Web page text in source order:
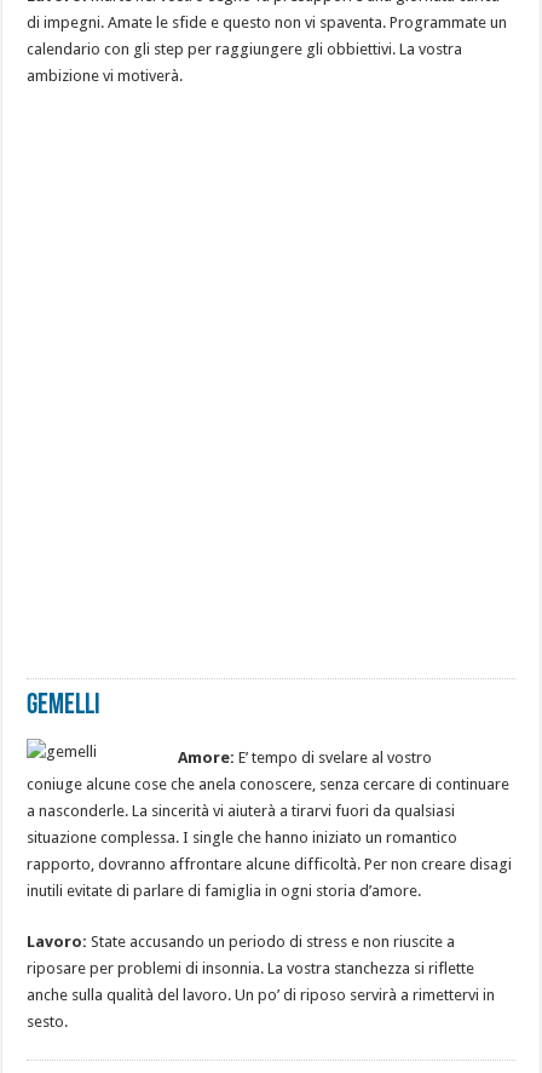
di impegni. Amate le sfide e questo non vi spaventa. Programmate un
calendario con gli step per raggiungere gli obbiettivi. La vostra
ambizione vi motiverà.
Gemelli
Amore: E’ tempo di svelare al vostro
coniuge alcune cose che anela conoscere, senza cercare di continuare
a nasconderle. La sincerità vi aiuterà a tirarvi fuori da qualsiasi
situazione complessa. I single che hanno iniziato un romantico
rapporto, dovranno affrontare alcune difficoltà. Per non creare disagi
inutili evitate di parlare di famiglia in ogni storia d’amore.
Lavoro: State accusando un periodo di stress e non riuscite a
riposare per problemi di insonnia. La vostra stanchezza si riflette
anche sulla qualità del lavoro. Un po’ di riposo servirà a rimettervi in
sesto.